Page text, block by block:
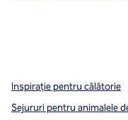
Inspirație pentru călătorie
Sejururi pentru animalele